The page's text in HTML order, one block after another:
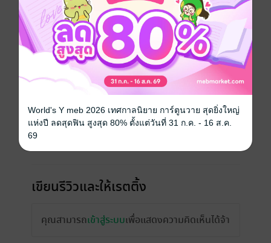
ราคาปก 149 บาท
เรื่องที่คุณน่าจะสนใจ
เขียนรีวิวและให้เรตติ้ง
คุณสามารถเข้าสู่ระบบเพื่อแสดงความคิดเห็นได้จ้า
World's Y meb 2026 เทศกาลนิยาย การ์ตูนวาย สุดยิ่งใหญ่
แห่งปี ลดสุดฟิน สูงสุด 80% ตั้งแต่วันที่ 31 ก.ค. - 16 ส.ค.
69